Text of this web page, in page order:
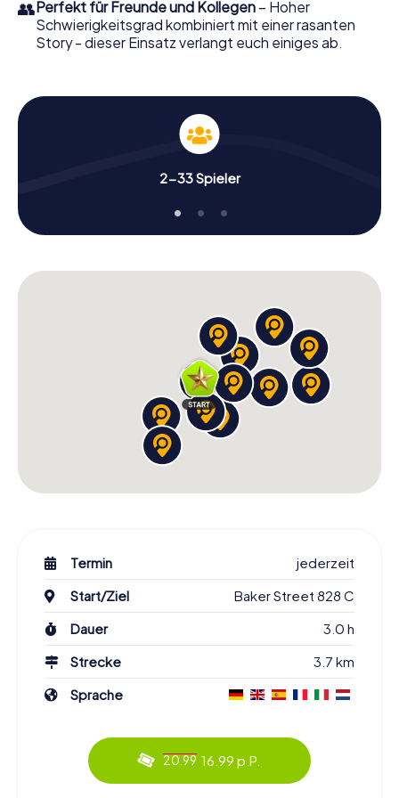
👥Perfekt für Freunde und Kollegen – Hoher
Schwierigkeitsgrad kombiniert mit einer rasanten
Story - dieser Einsatz verlangt euch einiges ab.
2-33 Spieler
Termin
jederzeit
Start/Ziel
Baker Street 828 C
Dauer
3.0 h
Strecke
3.7 km
Sprache
20.99 16.99 p.P.